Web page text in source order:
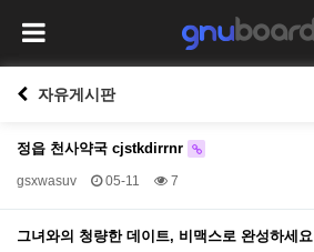
자유게시판
정읍 천사약국 cjstkdirrnr
gsxwasuv 05-11 7
그녀와의 청량한 데이트, 비맥스로 완성하세요